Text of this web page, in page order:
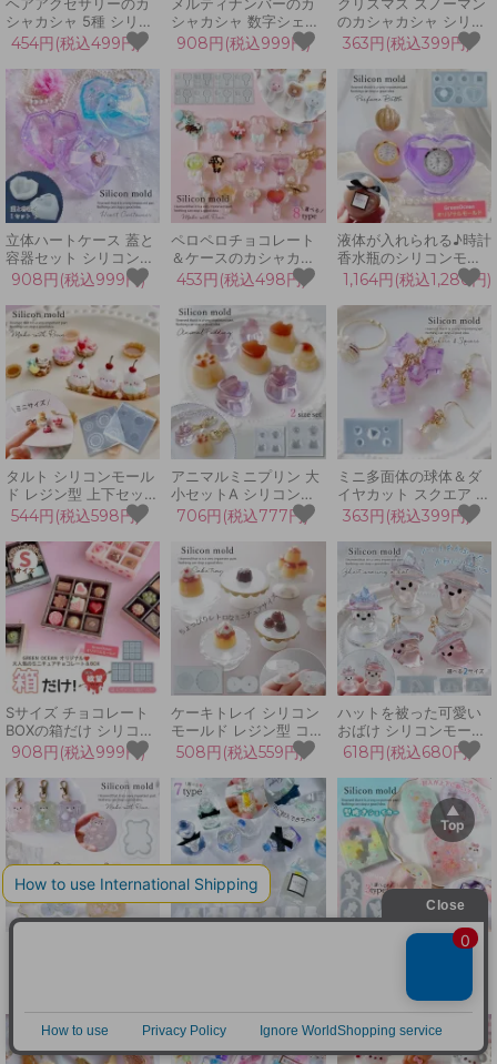
シャカシャ 5種 シリコ
ンモールド シャカシャ
カ レジン型 UVレジン
シェイカーモールド 楕
円 雫 ドロップ ヘアク
リップ制作,バレッタ プ
レート型
454円(税込499円)
シャカシャ 数字シェイ
カー シリコンモールド
レジン型 UVレジン シ
ェイカーモールド 3D
手芸 カシャカシャ中身
が動く 溶ける 溶け字
908円(税込999円)
のカシャカシャ シリコ
ンモールド シェイカー
モールド シャカシャカ
レジン型 セット Xmas
オーナメント 雪だるま
デコパーツ LED UVレ
363円(税込399円)
立体ハートケース 蓋と
容器セット シリコンモ
ールド レジン型 小物入
れ ジュエリーボックス
入れ物 箱 3d エポキシ
樹脂 2液性レジン UVレ
ジン 手芸 クラフト
908円(税込999円)
ペロペロチョコレート
＆ケースのカシャカシ
ャ シリコンモールド シ
ェイカーモールド くま
星 桜 ハート 月 うさぎ
猫 推し活 UVレジン 手
芸 キャンディ
453円(税込498円)
液体が入れられる♪時計
香水瓶のシリコンモー
ルド レジン型 ハート
大きい 立体 3d UVレジ
ン 2液 エポキシ樹脂 手
芸 クラフト
GreenOceanオリジナ
ル♪
1,164円(税込1,280円)
タルト シリコンモール
ド レジン型 上下セット
ミニチュア スイーツ 食
玩 お菓子 アクセサリー
キーホルダー デコパー
ツ 立体 3d UVレジン
LED 手芸 クラフト
544円(税込598円)
アニマルミニプリン 大
小セットA シリコンモ
ールド レジン型 ゼリー
肉球 ネコ タコ うさぎ
アクセサリー 立体 3d
ミニチュアスイーツ
UVレジン 手芸 クラフ
ト
706円(税込777円)
ミニ多面体の球体＆ダ
イヤカット スクエア シ
リコンモールド レジン
型 ミラーボール 四角
丸 宝石 ビジュー アク
セサリー キーホルダー
立体 3d UVレジン クラ
フト
363円(税込399円)
Sサイズ チョコレート
BOXの箱だけ シリコン
モールド 3個 セット 作
家の欲望 ボックス チョ
コモールド 対応 UVレ
ジン GreenOceanオリ
ジナル♪
908円(税込999円)
ケーキトレイ シリコン
モールド レジン型 コン
ポート皿 高台皿 食器
高台付き 脚付き デザー
ト皿 レトロ ミニチュア
スイーツ ディスプレイ
UVレジン 手芸 クラフ
ト
508円(税込559円)
ハットを被った可愛い
おばけ シリコンモール
ド レジン型 セット オ
バケ ゴースト 猫耳付き
魔女帽子 アクセサリー
キーホルダー ハロウィ
ン 立体 3d ネコ
618円(税込680円)
ィベア クマ 大きい ア
クセサリー キーホルダ
ー UVレジン 手芸 クラ
雑貨 立体 3d UVレジン
クラフト
型抜きシェイカー カシ
ー さくら 桜 蝶 バタフ
ライ お守り キーホルダ
ー UVレジン LED クラ
フト
363円(税込399円)